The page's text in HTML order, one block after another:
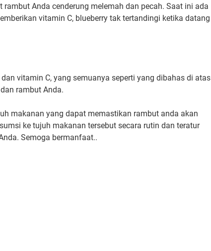
Anda cenderung melemah dan pecah. Saat ini ada
vitamin C, blueberry tak tertandingi ketika datang
vitamin C, yang semuanya seperti yang dibahas di atas
rambut Anda.
makanan yang dapat memastikan rambut anda akan
ke tujuh makanan tersebut secara rutin dan teratur
Semoga bermanfaat..